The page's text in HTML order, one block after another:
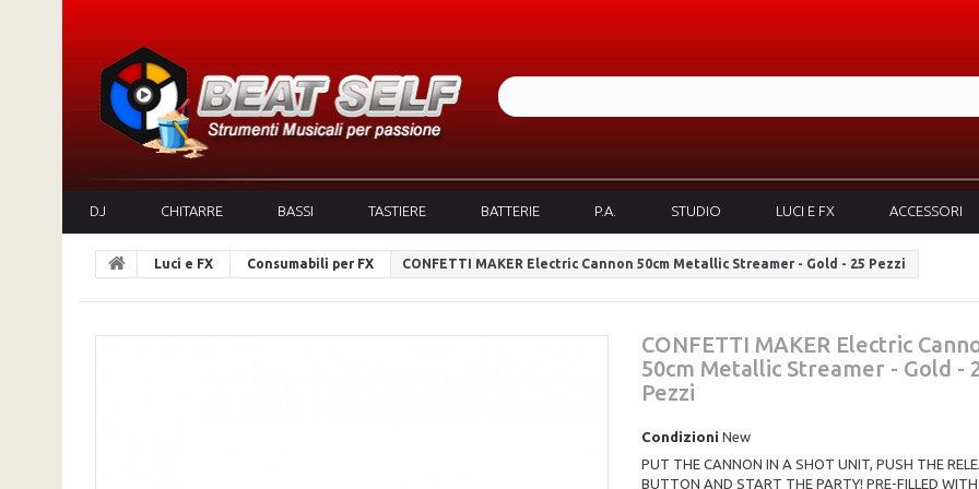
DJ CHITARRE BASSI TASTIERE BATTERIE P.A. STUDIO LUCI E FX ACCESSORI
Luci e FX Consumabili per FX CONFETTI MAKER Electric Cannon 50cm Metallic Streamer - Gold - 25 Pezzi
CONFETTI MAKER Electric
50cm Metallic Streamer - Gold -
Pezzi
Condizioni New
PUT THE CANNON IN A SHOT UNIT, PUSH THE
BUTTON AND START THE PARTY! PRE-FILLED